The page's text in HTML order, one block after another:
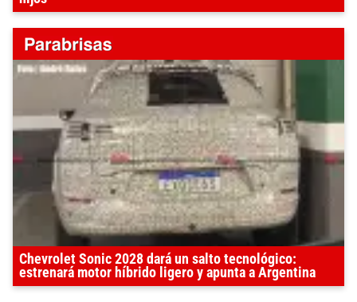
Chevrolet Sonic 2028 dará un salto tecnológico:
estrenará motor híbrido ligero y apunta a Argentina